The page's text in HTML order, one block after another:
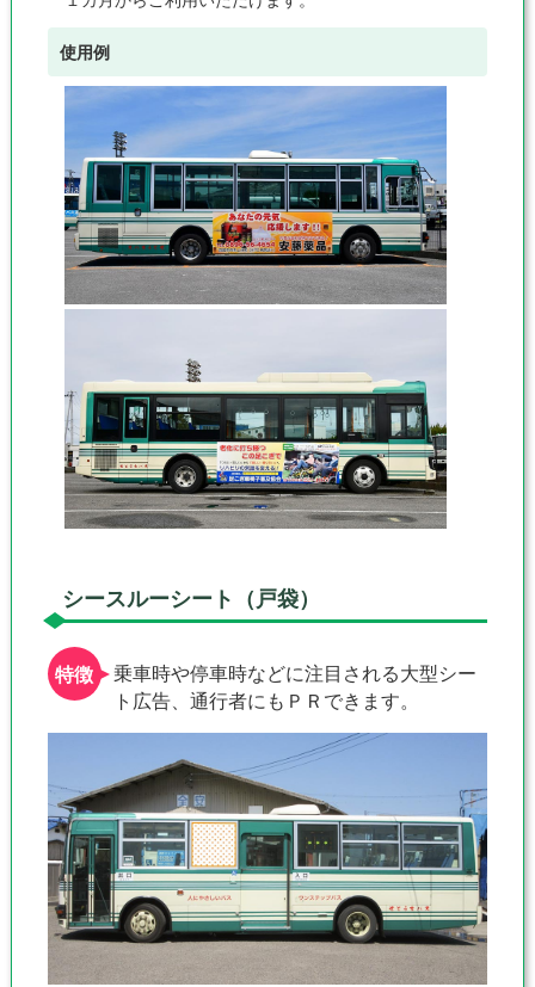
使用例
シースルーシート（戸袋）
乗車時や停車時などに注目される大型シー
ト広告、通行者にもＰＲできます。